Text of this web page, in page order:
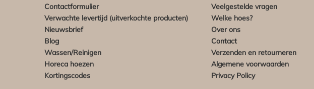
Contactformulier
Verwachte levertijd (uitverkochte producten)
Nieuwsbrief
Blog
Wassen/Reinigen
Horeca hoezen
Kortingscodes
Veelgestelde vragen
Welke hoes?
Over ons
Contact
Verzenden en retourneren
Algemene voorwaarden
Privacy Policy